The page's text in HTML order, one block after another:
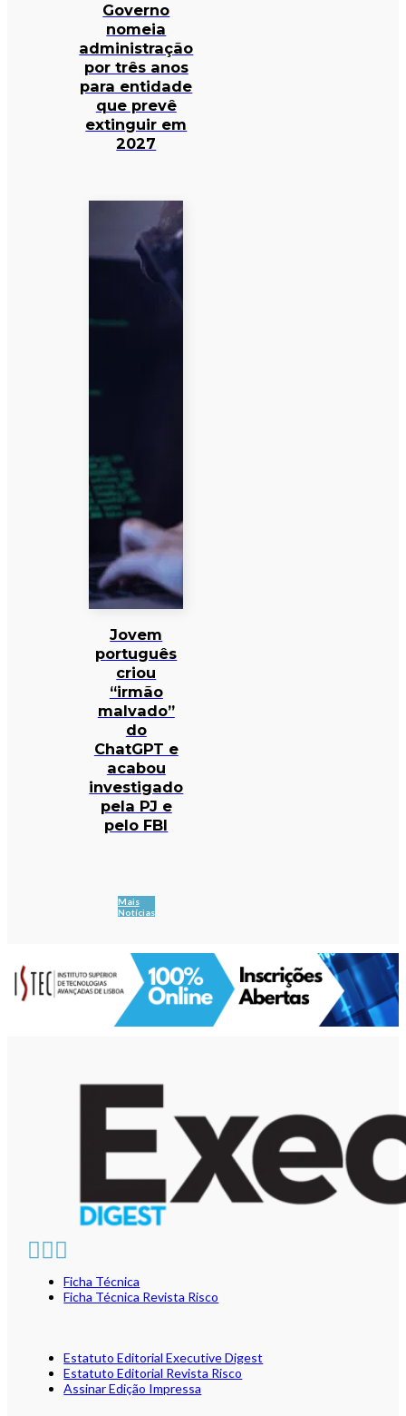
Governo
nomeia
administração
por três anos
para entidade
que prevê
extinguir em
2027
Jovem
português
criou
“irmão
malvado”
do
ChatGPT e
acabou
investigado
pela PJ e
pelo FBI
Mais
Notícias
Ficha Técnica
Ficha Técnica Revista Risco
Estatuto Editorial Executive Digest
Estatuto Editorial Revista Risco
Assinar Edição Impressa